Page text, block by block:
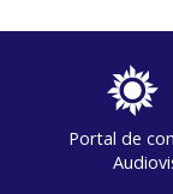
Portal de